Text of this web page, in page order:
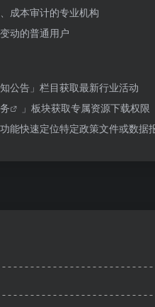
成本审计的专业机构
动的普通用户
公告」栏目获取最新行业活动
」板块获取专属资源下载权限
能快速定位特定政策文件或数据